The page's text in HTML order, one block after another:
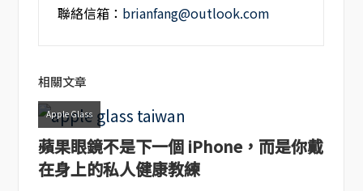
聯絡信箱： brianfang@outlook.com
相關文章
Apple Glass
蘋果眼鏡不是下一個 iPhone，而是你戴
在身上的私人健康教練